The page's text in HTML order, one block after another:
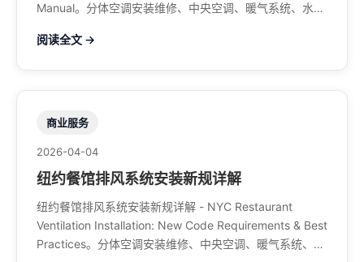
Manual。分体空调安装维修、中央空调、暖气系统、水管
阅读全文 →
商业服务
2026-04-04
纽约餐馆排风系统安装新规详解
纽约餐馆排风系统安装新规详解 - NYC Restaurant
Ventilation Installation: New Code Requirements & Best
Practices。分体空调安装维修、中央空调、暖气系统、水